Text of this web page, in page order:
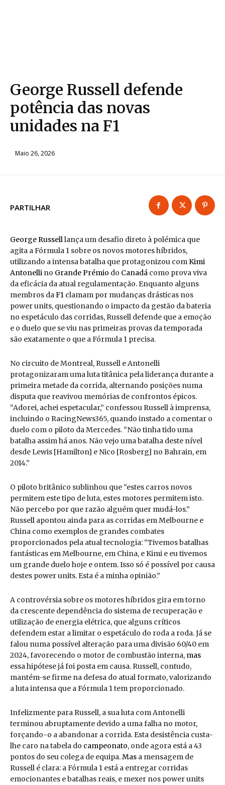
George Russell defende
potência das novas
unidades na F1
Maio 26, 2026
PARTILHAR
George Russelllança um desafio direto à polémica que
agita a Fórmula 1 sobre os novos motores híbridos,
utilizando a intensa batalha que protagonizou comKimi
Antonelli no Grande Prémio do Canadá como prova viva
da eficácia da atual regulamentação. Enquanto alguns
membros daF1 clamam por mudanças drásticas nos
power units, questionando o impacto da gestão da bateria
no espetáculo das corridas, Russell defende que a emoção
e o duelo que se viu nas primeiras provas da temporada
são exatamente o que a Fórmula 1 precisa.
No circuito de Montreal, Russell e Antonelli
protagonizaram uma luta titânica pela liderança durante a
primeira metade da corrida, alternando posições numa
disputa que reavivou memórias de confrontos épicos.
“Adorei, achei espetacular,” confessou Russell à imprensa,
incluindo o RacingNews365, quando instado a comentar o
duelo com o piloto da Mercedes. “Não tinha tido uma
batalha assim há anos. Não vejo uma batalha deste nível
desde Lewis [Hamilton] e Nico [Rosberg] no Bahrain, em
2014.”
O piloto britânico sublinhou que “estes carros novos
permitem este tipo de luta, estes motores permitem isto.
Não percebo por que razão alguém quer mudá-los.”
Russell apontou ainda para as corridas em Melbourne e
China como exemplos de grandes combates
proporcionados pela atual tecnologia: “Tivemos batalhas
fantásticas em Melbourne, em China, e Kimi e eu tivemos
um grande duelo hoje e ontem. Isso só é possível por causa
destes power units. Esta é a minha opinião.”
A controvérsia sobre os motores híbridos gira em torno
da crescente dependência do sistema de recuperação e
utilização de energia elétrica, que alguns críticos
defendem estar a limitar o espetáculo do roda a roda. Já se
falou numa possível alteração para uma divisão 60/40 em
2024, favorecendo o motor de combustão interna, mas
essa hipótese já foi posta em causa. Russell, contudo,
mantém-se firme na defesa do atual formato, valorizando
a luta intensa que a Fórmula 1 tem proporcionado.
Infelizmente para Russell, a sua luta com Antonelli
terminou abruptamente devido a uma falha no motor,
forçando-o a abandonar a corrida. Esta desistência custa-
lhe caro na tabela do campeonato, onde agora está a 43
pontos do seu colega de equipa.Mas a mensagem de
Russell é clara: a Fórmula 1 está a entregar corridas
emocionantes e batalhas reais, e mexer nos power units